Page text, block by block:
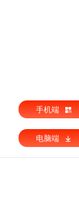
手机端
电脑端